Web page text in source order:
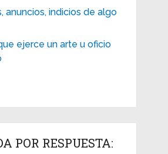
anuncios, indicios de algo
ejerce un arte u oficio
POR RESPUESTA: